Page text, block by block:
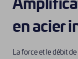
en acier
La force et le débit